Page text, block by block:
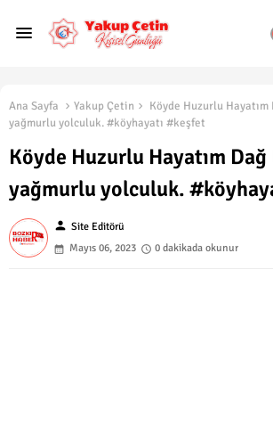
Ana Sayfa Yakup Çetin
Köyde Huzurlu Hayatım
yağmurlu yolculuk. #köyhayatı #keşfet
Köyde Huzurlu Hayatım
yağmurlu yolculuk.
person Site Editörü
Mayıs 06, 2023
0 dakikada okunur